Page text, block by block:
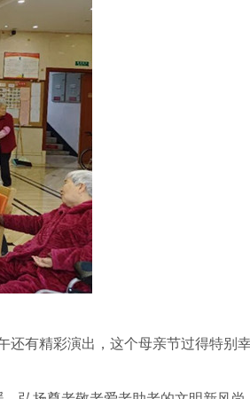
有精彩演出，这个母亲节过得特别